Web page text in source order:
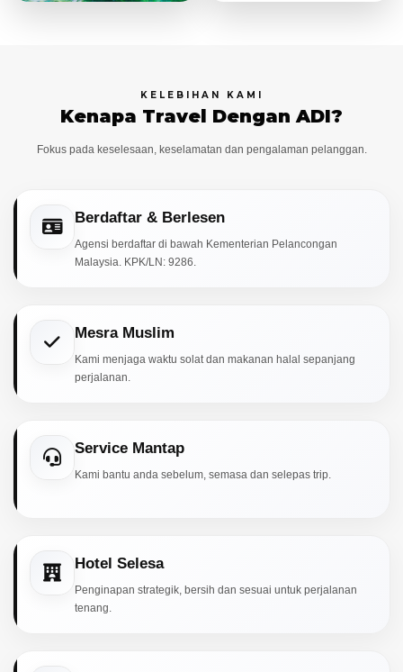
KELEBIHAN KAMI
Kenapa Travel Dengan ADI?
Fokus pada keselesaan, keselamatan dan pengalaman pelanggan.
Berdaftar & Berlesen
Agensi berdaftar di bawah Kementerian Pelancongan
Malaysia. KPK/LN: 9286.
Mesra Muslim
Kami menjaga waktu solat dan makanan halal sepanjang
perjalanan.
Service Mantap
Kami bantu anda sebelum, semasa dan selepas trip.
Hotel Selesa
Penginapan strategik, bersih dan sesuai untuk perjalanan
tenang.